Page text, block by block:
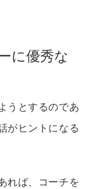
に優秀な
うとするのであ
がヒントになる
れば、コーチを